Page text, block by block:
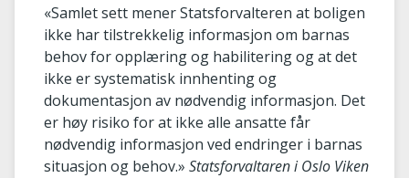
«Samlet sett mener Statsforvalteren at boligen
ikke har tilstrekkelig informasjon om barnas
behov for opplæring og habilitering og at det
ikke er systematisk innhenting og
dokumentasjon av nødvendig informasjon. Det
er høy risiko for at ikke alle ansatte får
nødvendig informasjon ved endringer i barnas
situasjon og behov.» Statsforvaltaren i Oslo Viken